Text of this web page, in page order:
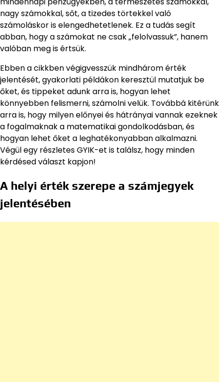
nagy számokkal, sőt, a tizedes törtekkel való
számoláskor is elengedhetetlenek. Ez a tudás segít
abban, hogy a számokat ne csak „felolvassuk”, hanem
valóban meg is értsük.
Ebben a cikkben végigvesszük mindhárom érték
jelentését, gyakorlati példákon keresztül mutatjuk be
őket, és tippeket adunk arra is, hogyan lehet
könnyebben felismerni, számolni velük. Továbbá kitérünk
arra is, hogy milyen előnyei és hátrányai vannak ezeknek
a fogalmaknak a matematikai gondolkodásban, és
hogyan lehet őket a leghatékonyabban alkalmazni.
Végül egy részletes GYIK-et is találsz, hogy minden
kérdésed választ kapjon!
A helyi érték szerepe a számjegyek
jelentésében